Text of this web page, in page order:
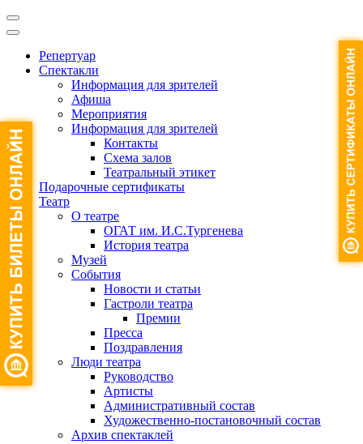
Репертуар
Спектакли
Информация для зрителей
Афиша
Мероприятия
Информация для зрителей
Контакты
Схема залов
Театральный этикет
Подарочные сертификаты
Театр
О театре
ОГАТ им. И.С.Тургенева
История театра
Музей
События
Новости и статьи
Гастроли театра
Премии
Пресса
Поздравления
Люди театра
Руководство
Артисты
Административный состав
Художественно-постановочный состав
Архив спектаклей